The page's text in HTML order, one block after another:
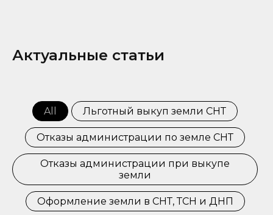
Актуальные статьи
All Льготный выкуп земли СНТ
Отказы администрации по земле СНТ
Отказы администрации при выкупе
земли
Оформление земли в СНТ, ТСН и ДНП